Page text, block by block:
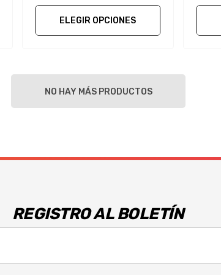
ELEGIR OPCIONES
NO HAY MÁS PRODUCTOS
REGISTRO AL BOLETÍN